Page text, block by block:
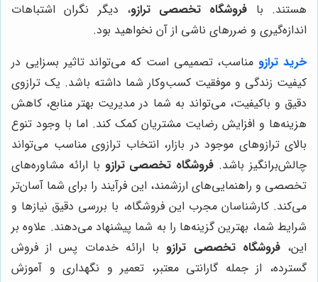
هستند. با فروشگاه تخصصی ترازو، دیگر نگران اشتباهات
اندازه‌گیری و ضررهای ناشی از آن نخواهید بود.
خرید ترازومناسب، تصمیمی است که می‌تواند تاثیر بسزایی در
کیفیت زندگی و موفقیت کسب‌وکار شما داشته باشد. یک ترازوی
دقیق و باکیفیت، می‌تواند به شما در مدیریت بهتر منابع، کاهش
هزینه‌ها و افزایش رضایت مشتریان کمک کند. اما با وجود تنوع
بالای ترازوهای موجود در بازار، انتخاب ترازوی مناسب می‌تواند
چالش‌برانگیز باشد. فروشگاه تخصصی ترازو با ارائه مشاوره‌های
تخصصی و راهنمایی‌های ارزشمند، این فرآیند را برای شما آسان‌تر
می‌کند. کارشناسان مجرب این فروشگاه، با بررسی دقیق نیازها و
شرایط شما، بهترین گزینه‌ها را به شما پیشنهاد می‌دهند. علاوه بر
این،فروشگاه تخصصی ترازوبا ارائه خدمات پس از فروش
گسترده، از جمله گارانتی معتبر، تعمیر و نگهداری و آموزش